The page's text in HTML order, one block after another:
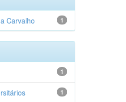
1
Carvalho
1
1